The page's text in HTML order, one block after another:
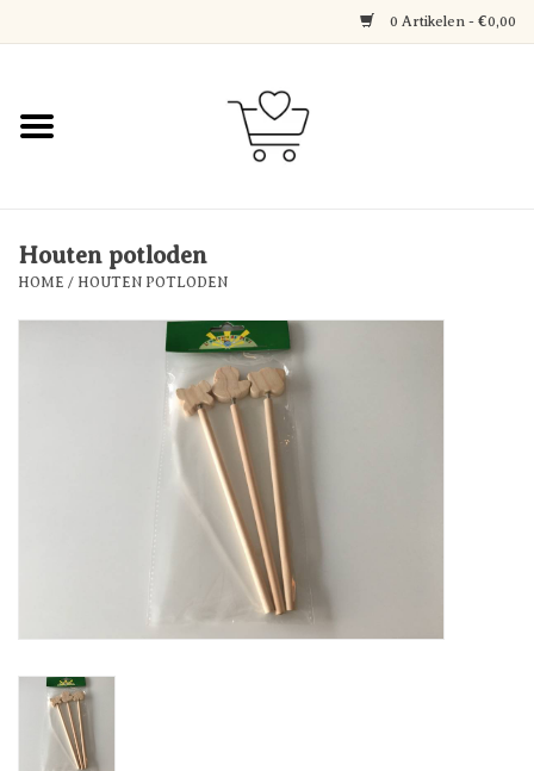
0 Artikelen - €0,00
Home
Decoratie
Over Axelle & Din Hobby
Houten potloden
HOME / HOUTEN POTLODEN